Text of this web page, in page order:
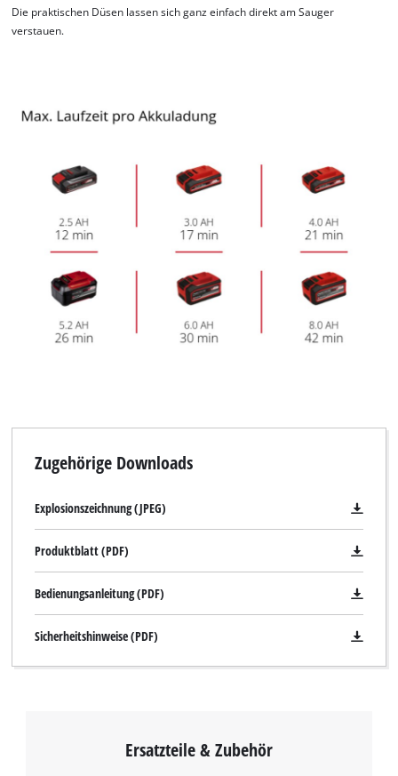
Die praktischen Düsen lassen sich ganz einfach direkt am Sauger
verstauen.
Zugehörige Downloads
Explosionszeichnung (JPEG)
Produktblatt (PDF)
Bedienungsanleitung (PDF)
Sicherheitshinweise (PDF)
Ersatzteile & Zubehör